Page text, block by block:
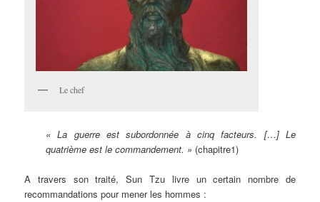
Le chef
« La guerre est subordonnée à cinq facteurs. […] Le
quatrième est le commandement. » (chapitre1)
A travers son traité, Sun Tzu livre un certain nombre de
recommandations pour mener les hommes :